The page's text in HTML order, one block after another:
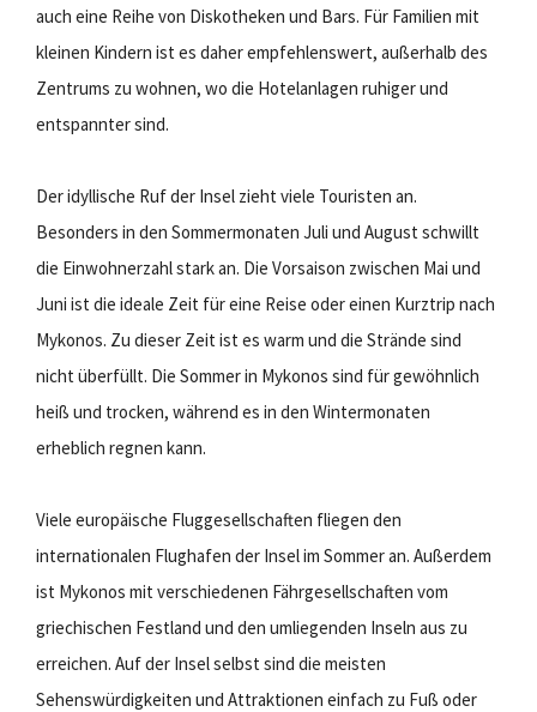
auch eine Reihe von Diskotheken und Bars. Für Familien mit
kleinen Kindern ist es daher empfehlenswert, außerhalb des
Zentrums zu wohnen, wo die Hotelanlagen ruhiger und
entspannter sind.
Der idyllische Ruf der Insel zieht viele Touristen an.
Besonders in den Sommermonaten Juli und August schwillt
die Einwohnerzahl stark an. Die Vorsaison zwischen Mai und
Juni ist die ideale Zeit für eine Reise oder einen Kurztrip nach
Mykonos. Zu dieser Zeit ist es warm und die Strände sind
nicht überfüllt. Die Sommer in Mykonos sind für gewöhnlich
heiß und trocken, während es in den Wintermonaten
erheblich regnen kann.
Viele europäische Fluggesellschaften fliegen den
internationalen Flughafen der Insel im Sommer an. Außerdem
ist Mykonos mit verschiedenen Fährgesellschaften vom
griechischen Festland und den umliegenden Inseln aus zu
erreichen. Auf der Insel selbst sind die meisten
Sehenswürdigkeiten und Attraktionen einfach zu Fuß oder